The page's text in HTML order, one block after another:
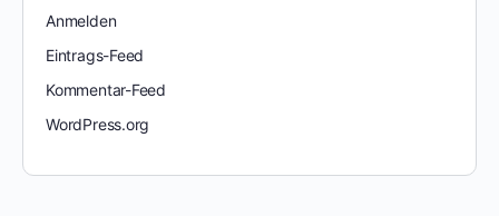
Anmelden
Eintrags-Feed
Kommentar-Feed
WordPress.org